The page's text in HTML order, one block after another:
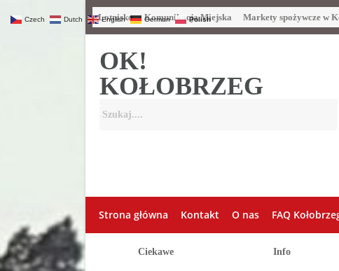
Lotnisko Komunikacja Miejska Markety spożywcze w
OK!
KOŁOBRZEG
Strona główna Kontakt O nas FAQ
Ciekawe Info
Czech Dutch English German Polish